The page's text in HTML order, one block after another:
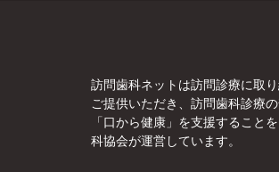
訪問歯科ネットは訪問診療に取
ご提供いただき、訪問歯科診療
「口から健康」を支援するこ
科協会が運営しています。